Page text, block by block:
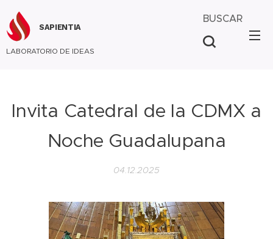
SAPIENTIA
LABORATORIO DE IDEAS
BUSCAR
Invita Catedral de la CDMX a
Noche Guadalupana
04.12.2025